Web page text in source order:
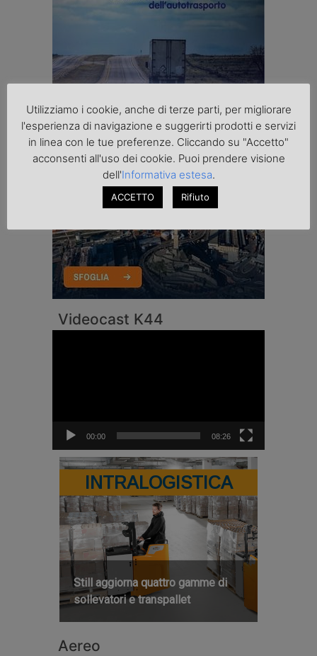
Videocast K44
00:00 08:26
INTRALOGISTICA
Still aggiorna quattro gamme di
sollevatori e transpallet
Aereo
Utilizziamo i cookie, anche di terze parti, per migliorare
l'esperienza di navigazione e suggerirti prodotti e servizi
in linea con le tue preferenze. Cliccando su "Accetto"
acconsenti all'uso dei cookie. Puoi prendere visione
dell'Informativa estesa.
ACCETTO Rifiuto